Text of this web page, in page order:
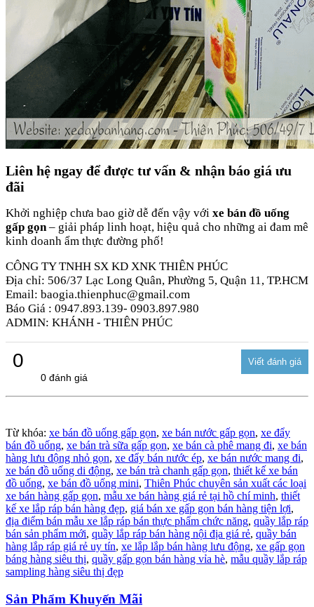
Liên hệ ngay để được tư vấn & nhận báo giá ưu
đãi
Khởi nghiệp chưa bao giờ dễ đến vậy với xe bán đồ uống
gấp gọn– giải pháp linh hoạt, hiệu quả cho những ai đam mê
kinh doanh ẩm thực đường phố!
CÔNG TY TNHH SX KD XNK THIÊN PHÚC
Địa chỉ: 506/37 Lạc Long Quân, Phường 5, Quận 11, TP.HCM
Email: baogia.thienphuc@gmail.com
Báo Giá : 0947.893.139- 0903.897.980
ADMIN: KHÁNH - THIÊN PHÚC
0
0 đánh giá
Từ khóa: xe bán đồ uống gấp gọn, xe bán nước gấp gọn, xe đẩy
bán đồ uống, xe bán trà sữa gấp gọn, xe bán cà phê mang đi, xe bán
hàng lưu động nhỏ gọn, xe đẩy bán nước ép, xe bán nước mang đi,
xe bán đồ uống di động, xe bán trà chanh gấp gọn, thiết kế xe bán
đồ uống, xe bán đồ uống mini, Thiên Phúc chuyên sản xuất các loại
xe bán hàng gấp gọn, mẫu xe bán hàng giá rẻ tại hồ chí minh, thiết
kế xe lắp ráp bán hàng đẹp, giá bán xe gấp gọn bán hàng tiện lợi,
địa điểm bán mẫu xe lắp ráp bán thực phẩm chức năng, quầy lắp ráp
bán sản phẩm mới, quầy lắp ráp bán hàng nội địa giá rẻ, quầy bán
hàng lắp ráp giá rẻ uy tín, xe lắp lắp bán hàng lưu động, xe gấp gọn
báng hàng siêu thị, quầy gấp gọn bán hàng vỉa hè, mẫu quầy lắp ráp
sampling hàng siêu thị đẹp
Sản Phẩm Khuyến Mãi